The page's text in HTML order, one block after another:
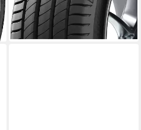
Produktdatenblatt
ab 162,99 €
lieferbar - in 4-5 Werktagen bei dir